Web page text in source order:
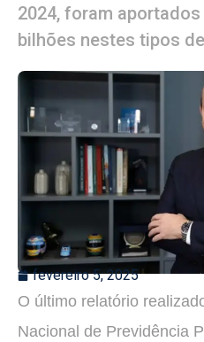
2024, foram aportados
bilhões nestes tipos
fevereiro 5, 2025
O último relatório
Nacional de Previdência